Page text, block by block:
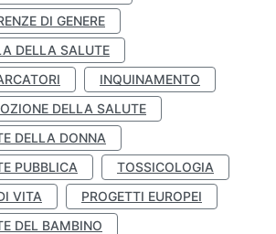
DI GENERE
DELLA SALUTE
INQUINAMENTO
DELLA SALUTE
DELLA DONNA
PUBBLICA
TOSSICOLOGIA
VITA
PROGETTI EUROPEI
DEL BAMBINO